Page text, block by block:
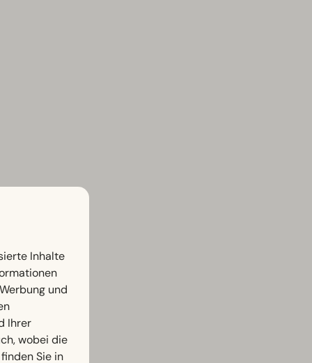
Inhalte
und
Ihrer
wobei die
Sie in